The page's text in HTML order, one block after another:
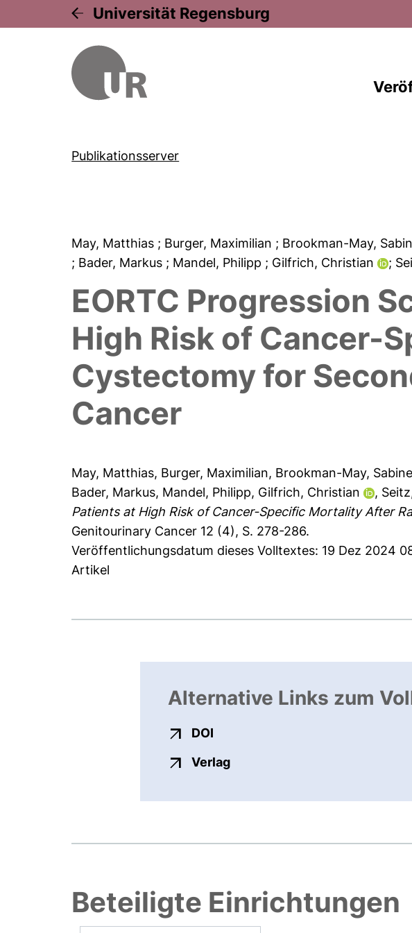
Universität Regensburg
Publikationsserver
May, Matthias ; Burger, Maximilian ; Brookman-May,
; Bader, Markus ; Mandel, Philipp ; Gilfrich, Christian ;
EORTC Progression
High Risk of Cancer-
Cystectomy for
Cancer
May, Matthias, Burger, Maximilian, Brookman-May, Sabine
Bader, Markus, Mandel, Philipp, Gilfrich, Christian ,
Patients at High Risk of Cancer-Specific Mortality After
Genitourinary Cancer 12 (4), S. 278-286.
Veröffentlichungsdatum dieses Volltextes: 19 Dez 2024
Artikel
Alternative Links zum
DOI
Verlagexterner Link, öffnet neues
Beteiligte Einrichtungen